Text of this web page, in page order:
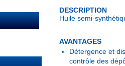
DESCRIPTION
Huile semi-
AVANTAGES
Détergence et
contrôle des